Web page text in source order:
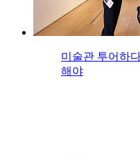
미술관 투어하
해야